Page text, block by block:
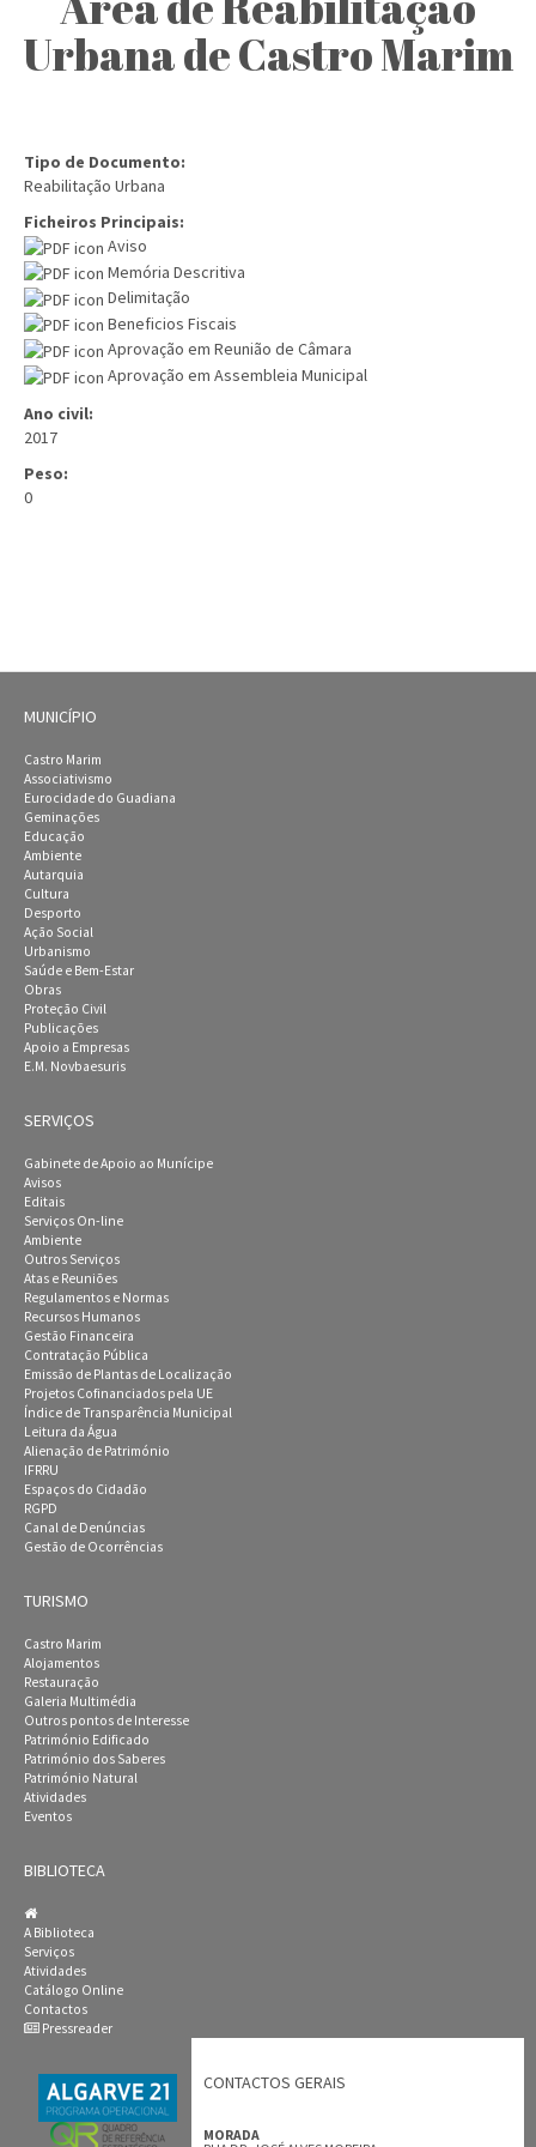
Urbana de Castro Marim
Tipo de Documento:
Reabilitação Urbana
Ficheiros Principais:
Aviso
Memória Descritiva
Delimitação
Beneficios Fiscais
Aprovação em Reunião de Câmara
Aprovação em Assembleia Municipal
Ano civil:
2017
Peso:
0
MUNICÍPIO
Castro Marim
Associativismo
Eurocidade do Guadiana
Geminações
Educação
Ambiente
Autarquia
Cultura
Desporto
Ação Social
Urbanismo
Saúde e Bem-Estar
Obras
Proteção Civil
Publicações
Apoio a Empresas
E.M. Novbaesuris
SERVIÇOS
Gabinete de Apoio ao Munícipe
Avisos
Editais
Serviços On-line
Ambiente
Outros Serviços
Atas e Reuniões
Regulamentos e Normas
Recursos Humanos
Gestão Financeira
Contratação Pública
Emissão de Plantas de Localização
Projetos Cofinanciados pela UE
Índice de Transparência Municipal
Leitura da Água
Alienação de Património
IFRRU
Espaços do Cidadão
RGPD
Canal de Denúncias
Gestão de Ocorrências
TURISMO
Castro Marim
Alojamentos
Restauração
Galeria Multimédia
Outros pontos de Interesse
Património Edificado
Património dos Saberes
Património Natural
Atividades
Eventos
BIBLIOTECA
A Biblioteca
Serviços
Atividades
Catálogo Online
Contactos
Pressreader
CONTACTOS GERAIS
MORADA